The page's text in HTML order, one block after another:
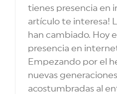
tienes presencia en
artículo te interesa!
han cambiado. Hoy
presencia en
Empezando por el
nuevas
acostumbradas al